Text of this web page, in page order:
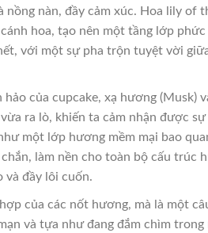
nàn, đầy cảm xúc. Hoa lily of
hoa, tạo nên một tầng lớp phức
với một sự pha trộn tuyệt vời
của cupcake, xạ hương (Musk)
ra lò, khiến ta cảm nhận được sự
một lớp hương mềm mại bao
làm nền cho toàn bộ cấu trúc
và đầy lôi cuốn.
của các nốt hương, mà là một
và tựa như đang đắm chìm